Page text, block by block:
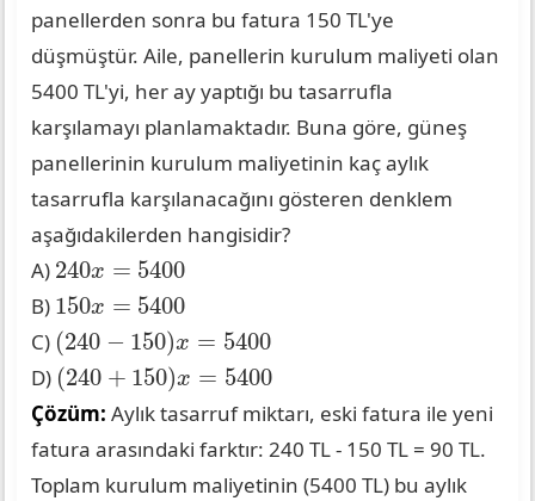
panellerden sonra bu fatura 150 TL'ye
düşmüştür. Aile, panellerin kurulum maliyeti olan
5400 TL'yi, her ay yaptığı bu tasarrufla
karşılamayı planlamaktadır. Buna göre, güneş
panellerinin kurulum maliyetinin kaç aylık
tasarrufla karşılanacağını gösteren denklem
aşağıdakilerden hangisidir?
A) 240x = 5400
240x =5400
B) 150x = 5400
150x =5400
C) (240 − 150)x = 5400
(240 150)x= 5400
D) (240 + 150)x = 5400
(240 + 150)x= 5400
Çözüm: Aylık tasarruf miktarı, eski fatura ile yeni
fatura arasındaki farktır: 240 TL - 150 TL = 90 TL.
Toplam kurulum maliyetinin (5400 TL) bu aylık